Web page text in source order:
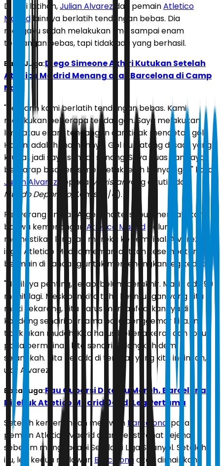
Di sesi latihan,Julian Alvarez dan pemainAtletico
Madrid lainnya berlatih tendangan bebas. Dia
mengaku sudah melakukan lima sampai enam
tendangan bebas, tapi tidak ada yang berhasil.
Baca Juga:Diego Simeone Akhiri Kutukan Setelah
Atletico Madrid Menang atas Barcelona di Camp
Nou
"Kemarin kami berlatih tendangan bebas. Kami
melakukan beberapa tendangan. Saya melakukan
lima atau enam tendangan dan tidak mencetak gol.
Hari ini adalah momennya. Gol itu datang di saat yang
krusial, jadi saya sangat senang. Saya puas dan saya
berharap bisa terus mencetak lebih banyak gol," kata
Julian Alvarez kepada Movistar yang dikutip dari
Mundo Deportivo, Kamis (9/4).
Penyerang timnas Argentina tersebut mengatakan
bahwa kemenanganAtletico Madrid belum
memastikan langkah mereka ke semifinal. Alvarez
ingin Atletico Madrid memanfaatkan kesempatan
bermain di kandang untuk memenangkan leg kedua.
"Hasilnya penting, tetapi belum berakhir. Masih ada 90
menit lagi. Meskipun kita tahu keuntungan yang kita
miliki sekarang, kita harus memanfaatkannya di
kandang sendiri bersama para penggemar kita. Ini
tidak akan mudah. ​​Kita harus bekerja keras dan fokus
pada permainan kita sendiri. Selangkah demi
selangkah. Kita berada di tempat yang kita inginkan,"
ujar Alvarez.
Baca Juga:Pau Cubarsi Dikartu Merah, Barcelona
Ditekuk Atletico Madrid 0-2 di Leg Pertama
Setelah kemenangan melawan Barcelona , para
pemain Atletico Madrid akan beristirahat sejenak
sebelum menghadapi Sevilla di Liga Spanyol. Setelah
itu, leg kedua melawan Barcelonaakan dimainkan